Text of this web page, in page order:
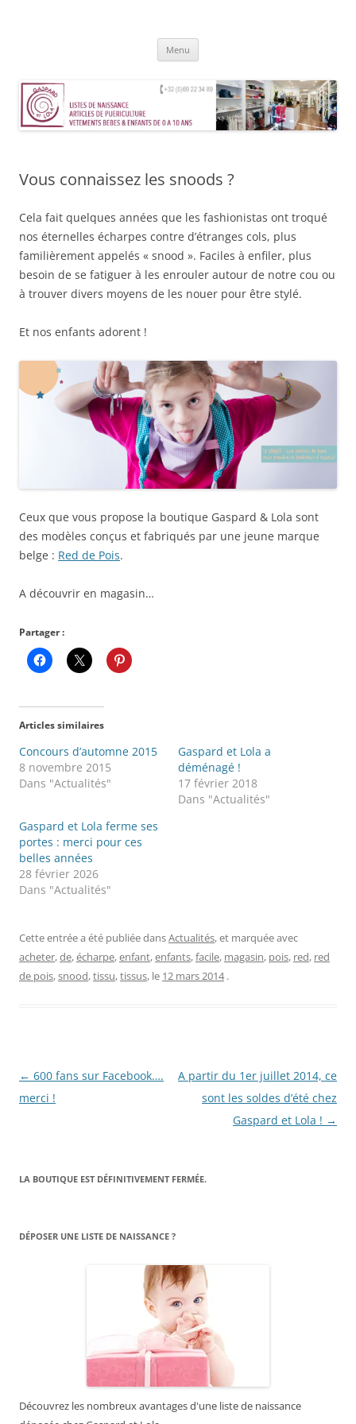
0 à 10 ans
Menu
Vous connaissez les snoods ?
Cela fait quelques années que les fashionistas ont troqué
nos éternelles écharpes contre d’étranges cols, plus
familièrement appelés « snood ». Faciles à enfiler, plus
besoin de se fatiguer à les enrouler autour de notre cou ou
à trouver divers moyens de les nouer pour être stylé.
Et nos enfants adorent !
Ceux que vous propose la boutique Gaspard & Lola sont
des modèles conçus et fabriqués par une jeune marque
belge : Red de Pois.
A découvrir en magasin…
Partager :
Articles similaires
Concours d’automne 2015
8 novembre 2015
Dans "Actualités"
Gaspard et Lola a
déménagé !
17 février 2018
Dans "Actualités"
Gaspard et Lola ferme ses
portes : merci pour ces
belles années
28 février 2026
Dans "Actualités"
Cette entrée a été publiée dansActualités, et marquée avec
acheter,de,écharpe,enfant,enfants,facile, magasin, pois, red, red
de pois,snood,tissu,tissus, le 12 mars 2014 .
Navigation
des
← 600 fans sur Facebook….
merci !
A partir du 1er juillet 2014, ce
sont les soldes d’été chez
Gaspard et Lola ! →
LA BOUTIQUE EST DÉFINITIVEMENT FERMÉE.
DÉPOSER UNE LISTE DE NAISSANCE ?
Découvrez les nombreux avantages d'une liste de naissance